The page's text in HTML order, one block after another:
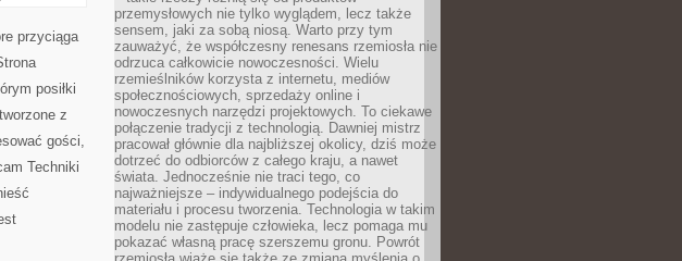
przyciąga
posiłki
z
gości,
Techniki
przemysłowych nie tylko wyglądem, lecz także
sensem, jaki za sobą niosą. Warto przy tym
zauważyć, że współczesny renesans rzemiosła nie
odrzuca całkowicie nowoczesności. Wielu
rzemieślników korzysta z internetu, mediów
społecznościowych, sprzedaży online i
nowoczesnych narzędzi projektowych. To ciekawe
połączenie tradycji z technologią. Dawniej mistrz
pracował głównie dla najbliższej okolicy, dziś może
dotrzeć do odbiorców z całego kraju, a nawet
świata. Jednocześnie nie traci tego, co
najważniejsze – indywidualnego podejścia do
materiału i procesu tworzenia. Technologia w takim
modelu nie zastępuje człowieka, lecz pomaga mu
pokazać własną pracę szerszemu gronu. Powrót